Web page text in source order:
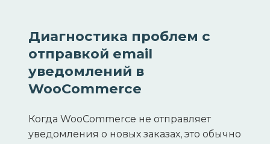
Диагностика проблем с
отправкой email
уведомлений в
WooCommerce
Когда WooCommerce не отправляет
уведомления о новых заказах, это обычно